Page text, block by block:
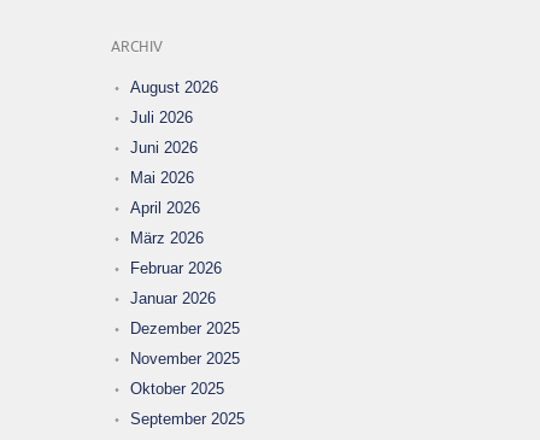
ARCHIV
August 2026
Juli 2026
Juni 2026
Mai 2026
April 2026
März 2026
Februar 2026
Januar 2026
Dezember 2025
November 2025
Oktober 2025
September 2025